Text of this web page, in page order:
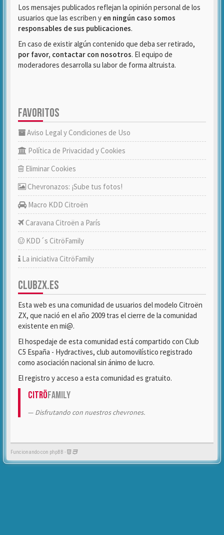
Los mensajes publicados reflejan la opinión personal de los
usuarios que las escriben y en ningún caso somos
responsables de sus publicaciones.
En caso de existir algún contenido que deba ser retirado,
por favor, contactar con nosotros. El equipo de
moderadores desarrolla su labor de forma altruista.
FAVORITOS
Aviso Legal y Condiciones de Uso
Política de Privacidad y Cookies
Eliminar Cookies
Chevronazos: ¡Sube tus fotos!
Macro KDD Citroën
Caravana Citroën a París
KDD´s CitröFamily
La iniciativa CitröFamily
CLUBZX.ES
Esta web es una comunidad de usuarios del modelo Citroën
ZX, que nació en el año 2009 tras el cierre de la comunidad
existente en mi@.
El hospedaje de esta comunidad está compartido con Club
C5 España - Hydractives, club automovilístico registrado
como asociación nacional sin ánimo de lucro.
El registro y acceso a esta comunidad es gratuito.
CitröFamily
Disfrutando con nuestros chevrones.
Funcionando con phpBB -